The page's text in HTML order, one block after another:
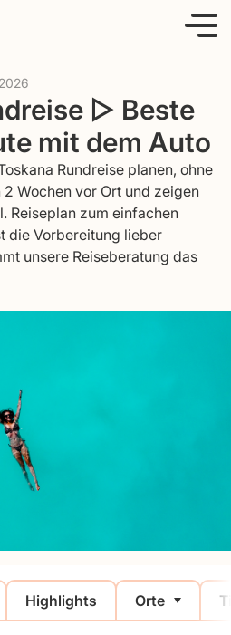
▷ Beste
mit dem Auto
Rundreise planen, ohne
Wochen vor Ort und zeigen
Reiseplan zum einfachen
die Vorbereitung lieber
unsere Reiseberatung das
Highlights Orte